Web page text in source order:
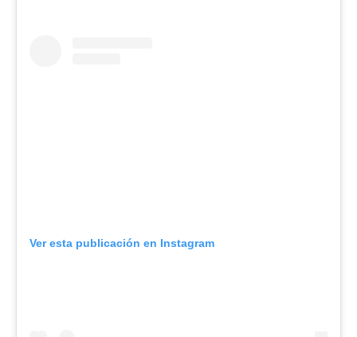
Ver esta publicación en Instagram